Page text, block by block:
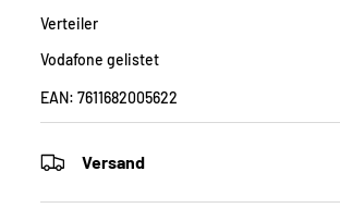
Verteiler
Vodafone gelistet
EAN:7611682005622
Versand